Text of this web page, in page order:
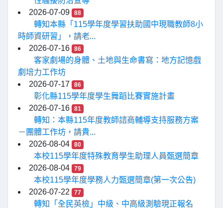
2026-07-09
88
轉知本縣「115學年度學習扶助國中現職教師8小
時師資研習」，請老...
2026-07-16
86
客家劇場的身體、土地與生命書寫：地方記憶戲
劇培力工作坊
2026-07-17
86
彰化縣115學年度學生舞蹈比賽實施計畫
2026-07-16
81
轉知：本縣115年度教師諮商輔導支持服務方案
－團體工作坊，請貴...
2026-08-04
80
本校115學年度特殊教育學生助理人員甄選簡章
2026-08-04
79
本校115學年度學務人力甄選簡章(第一次公告)
2026-07-22
77
轉知「全民英檢」中級、中高級測驗現正報名